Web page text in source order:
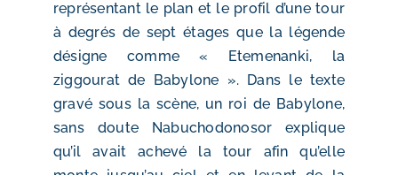
représentant le plan et le profil d’une tour
à degrés de sept étages que la légende
désigne comme « Etemenanki, la
ziggourat de Babylone ». Dans le texte
gravé sous la scène, un roi de Babylone,
sans doute Nabuchodonosor explique
qu’il avait achevé la tour afin qu’elle